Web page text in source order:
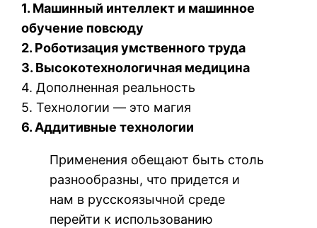
1. Машинный интеллект и машинное
обучение повсюду
2. Роботизация умственного труда
3. Высокотехнологичная медицина
4. Дополненная реальность
5. Технологии — это магия
6. Аддитивные технологии
Применения обещают быть столь
разнообразны, что придется и
нам в русскоязычной среде
перейти к использованию